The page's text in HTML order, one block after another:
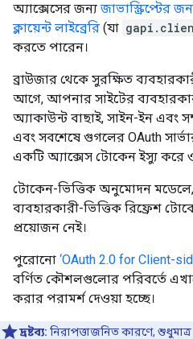
অ্যাক্সেসের জন্যজাভাস্ক্রিপ্টের
ক্লায়েন্ট লাইব্রেরি (যা
করতে পারেন।
ব্রাউজার থেকে সুরক্ষিত
আগে, আপনার সাইটের
অ্যাকাউন্ট বাছাই, সাইন-ইন এবং
এবং সবশেষে গুগলের OAuth
একটি অ্যাক্সেস টোকেন ইস্যু করে
টোকেন-ভিত্তিক অনুমোদন মডেলে,
ব্যবহারকারী-ভিত্তিক রিফ্রেশ
প্রয়োজন নেই।
পুরোনো ‘OAuth 2.0 for Client-
বর্ণিত কৌশলগুলোর পরিবর্তে
করার পরামর্শ দেওয়া হচ্ছে।
দ্রষ্টব্য: নিরাপত্তাজনিত কারণে,